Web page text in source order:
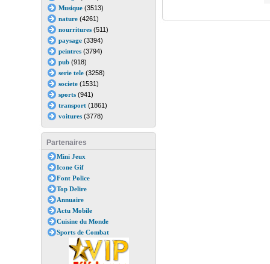
Musique(3513)
nature(4261)
nourritures(511)
paysage(3394)
peintres(3794)
pub(918)
serie tele(3258)
societe(1531)
sports(941)
transport(1861)
voitures(3778)
Partenaires
Mini Jeux
Icone Gif
Font Police
Top Delire
Annuaire
Actu Mobile
Cuisine du Monde
Sports de Combat